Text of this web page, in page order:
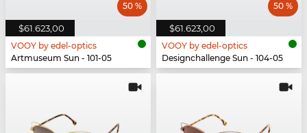
$61.623,00
50 %
VOOY by edel-optics
Artmuseum Sun - 101-05
$61.623,00
50 %
VOOY by edel-optics
Designchallenge Sun - 104-05